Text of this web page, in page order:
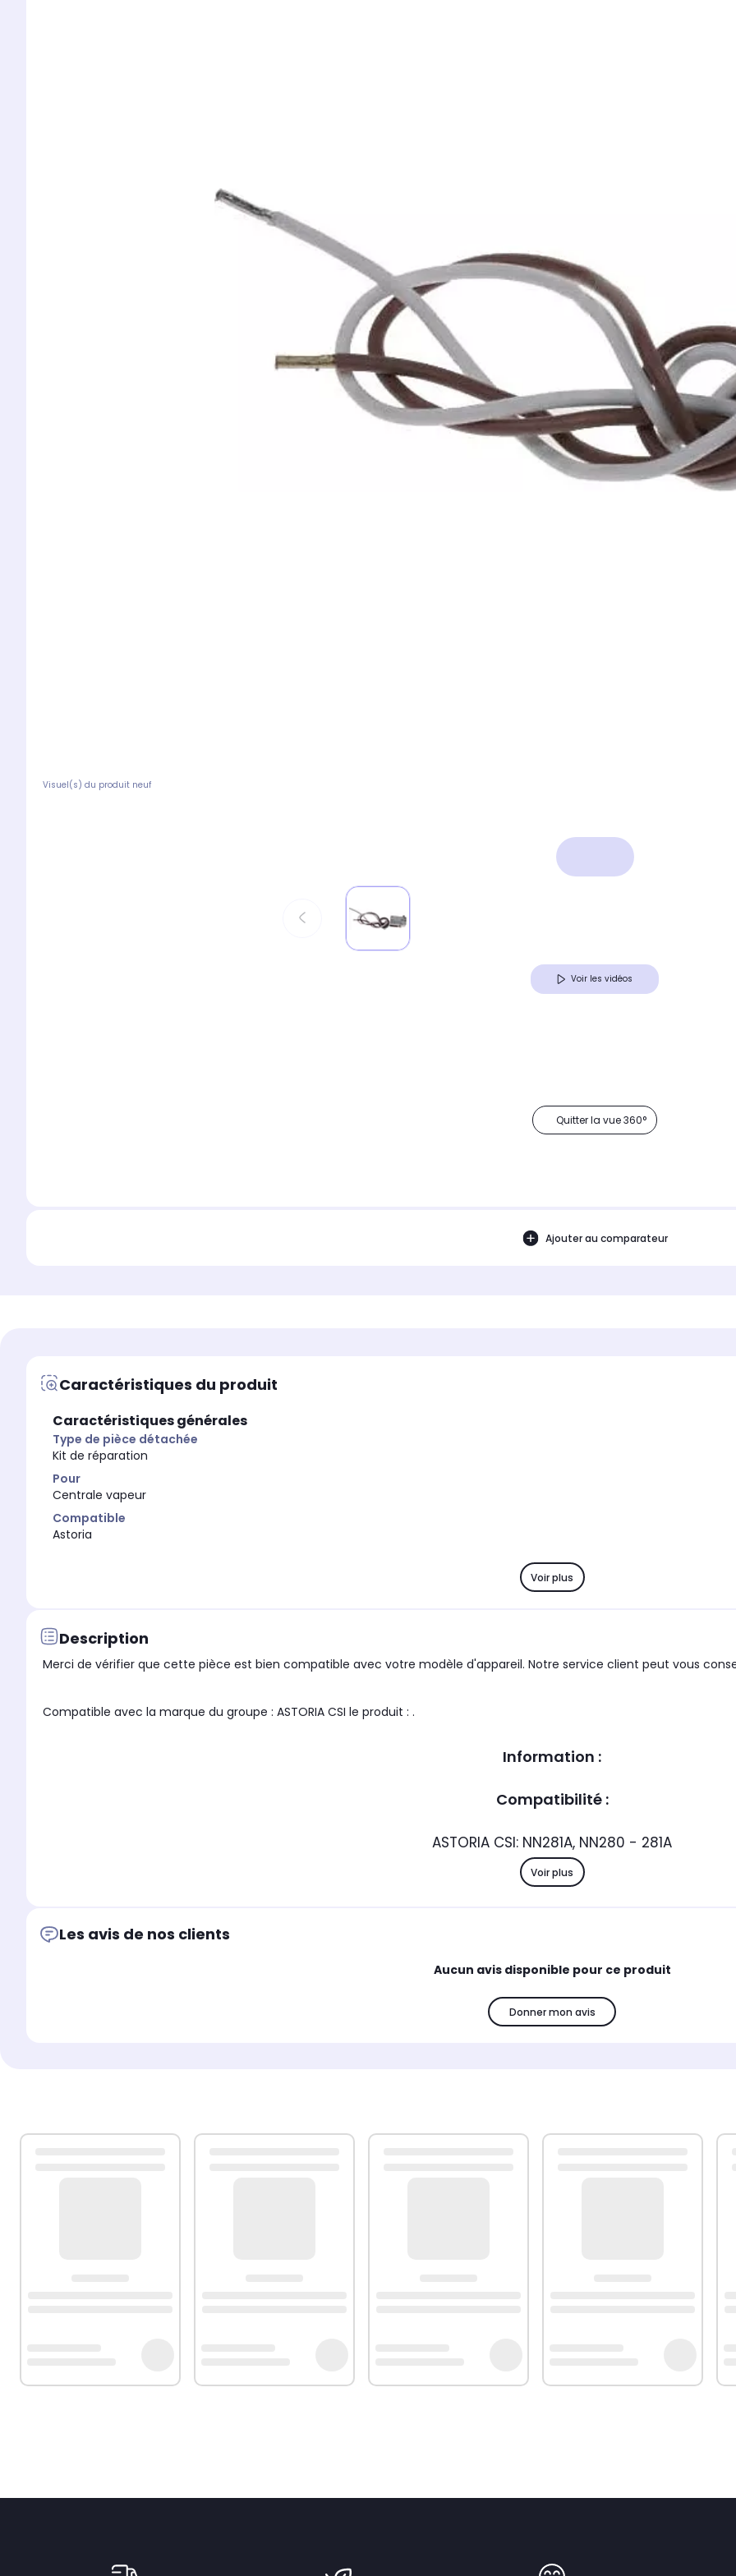
Visuel(s) du produit neuf
Voir les vidéos
Quitter la vue 360°
Ajouter au comparateur
Caractéristiques du produit
Caractéristiques générales
Type de pièce détachée
Kit de réparation
Pour
Centrale vapeur
Compatible
Astoria
Voir plus
Description
Merci de vérifier que cette pièce est bien compatible avec votre modèle d'appareil. Notre service client peut vous
Compatible avec la marque du groupe : ASTORIA CSI le produit : .
Information :
Compatibilité :
ASTORIA CSI: NN281A, NN280 - 281A
Voir plus
Les avis de nos clients
Aucun avis disponible pour ce produit
Donner mon avis